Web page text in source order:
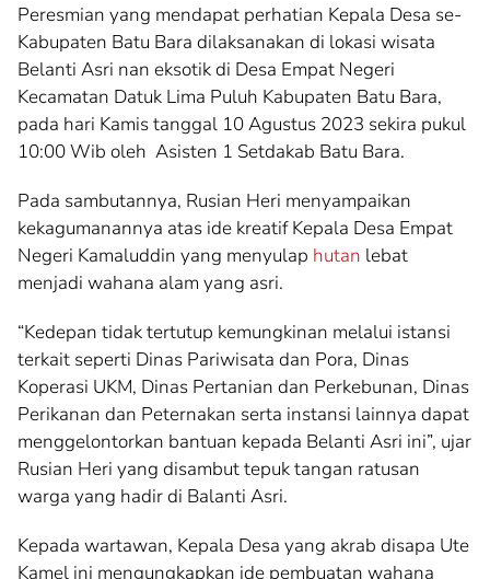
Peresmian yang mendapat perhatian Kepala Desa se-
Kabupaten Batu Bara dilaksanakan di lokasi wisata
Belanti Asri nan eksotik di Desa Empat Negeri
Kecamatan Datuk Lima Puluh Kabupaten Batu Bara,
pada hari Kamis tanggal 10 Agustus 2023 sekira pukul
10:00 Wib oleh Asisten 1 Setdakab Batu Bara.
Pada sambutannya, Rusian Heri menyampaikan
kekagumanannya atas ide kreatif Kepala Desa Empat
Negeri Kamaluddin yang menyulap hutan lebat
menjadi wahana alam yang asri.
“Kedepan tidak tertutup kemungkinan melalui istansi
terkait seperti Dinas Pariwisata dan Pora, Dinas
Koperasi UKM, Dinas Pertanian dan Perkebunan, Dinas
Perikanan dan Peternakan serta instansi lainnya dapat
menggelontorkan bantuan kepada Belanti Asri ini”, ujar
Rusian Heri yang disambut tepuk tangan ratusan
warga yang hadir di Balanti Asri.
Kepada wartawan, Kepala Desa yang akrab disapa Ute
Kamel ini mengungkapkan ide pembuatan wahana